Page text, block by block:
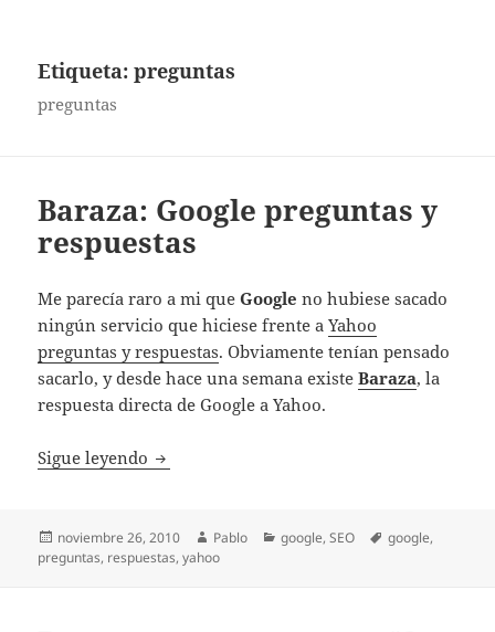
Etiqueta:preguntas
preguntas
Baraza: Google preguntas y
respuestas
Me parecía raro a mi queGoogle no hubiese sacado
ningún servicio que hiciese frente aYahoo
preguntas y respuestas. Obviamente tenían pensado
sacarlo, y desde hace una semana existeBaraza, la
respuesta directa de Google a Yahoo.
Sigue leyendo Baraza: Google preguntas y respuestas
Publicado
el
noviembre 26, 2010 Autor
Pablo Categorías
google,SEO Etiquetas
google,
preguntas, respuestas,yahoo